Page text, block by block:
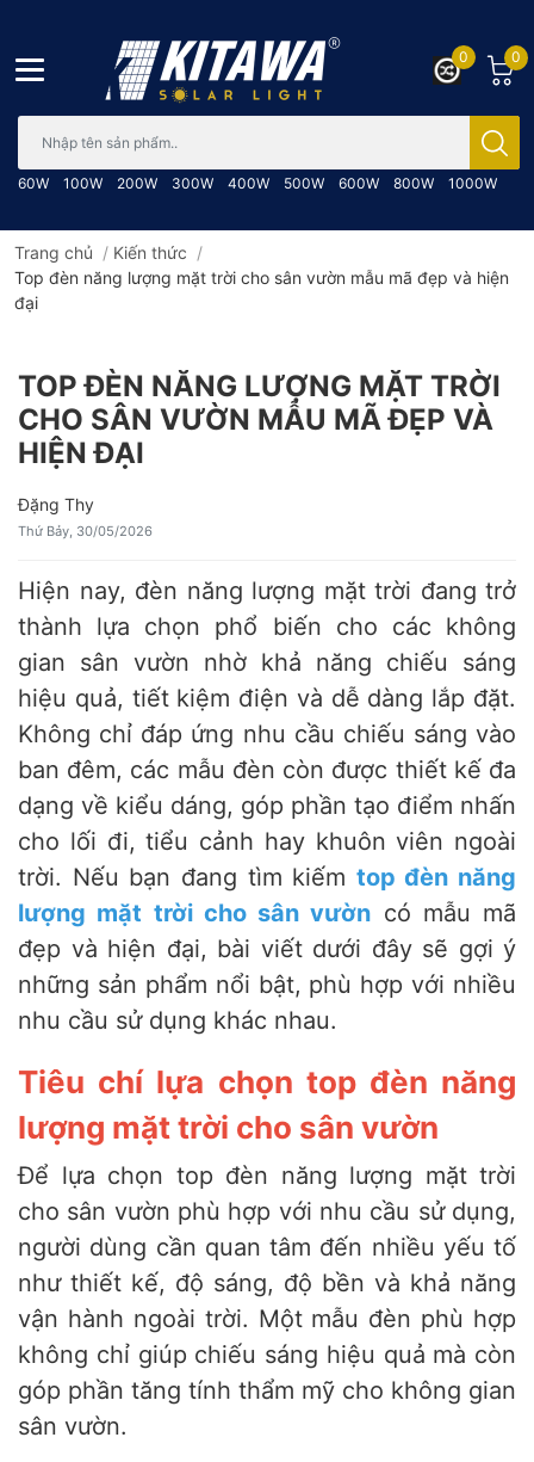
60W 100W 200W 300W 400W 500W 600W 800W 1000W
0
0
Trang chủ / Kiến thức /
Top đèn năng lượng mặt trời cho sân vườn mẫu mã đẹp và hiện
đại
TOP ĐÈN NĂNG LƯỢNG MẶT TRỜI
CHO SÂN VƯỜN MẪU MÃ ĐẸP VÀ
HIỆN ĐẠI
Đặng Thy
Thứ Bảy, 30/05/2026
Hiện nay, đèn năng lượng mặt trời đang trở
thành lựa chọn phổ biến cho các không
gian sân vườn nhờ khả năng chiếu sáng
hiệu quả, tiết kiệm điện và dễ dàng lắp đặt.
Không chỉ đáp ứng nhu cầu chiếu sáng vào
ban đêm, các mẫu đèn còn được thiết kế đa
dạng về kiểu dáng, góp phần tạo điểm nhấn
cho lối đi, tiểu cảnh hay khuôn viên ngoài
trời. Nếu bạn đang tìm kiếm top đèn năng
lượng mặt trời cho sân vườn có mẫu mã
đẹp và hiện đại, bài viết dưới đây sẽ gợi ý
những sản phẩm nổi bật, phù hợp với nhiều
nhu cầu sử dụng khác nhau.
Tiêu chí lựa chọn top đèn năng
lượng mặt trời cho sân vườn
Để lựa chọn top đèn năng lượng mặt trời
cho sân vườn phù hợp với nhu cầu sử dụng,
người dùng cần quan tâm đến nhiều yếu tố
như thiết kế, độ sáng, độ bền và khả năng
vận hành ngoài trời. Một mẫu đèn phù hợp
không chỉ giúp chiếu sáng hiệu quả mà còn
góp phần tăng tính thẩm mỹ cho không gian
sân vườn.